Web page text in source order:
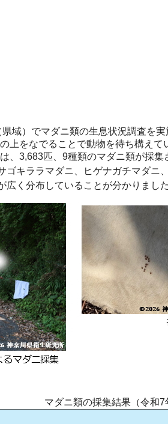
域）でマダニ類の生息状況調査を
上をなでることで動物を待ち構え
、3,683匹、9種類のマダニ類が採
ゴキララマダニ、ヒゲナガチマダ
く分布していることが分かりました
マダニ類の採集結果（令和7